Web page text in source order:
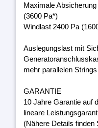
Maximale
(3600 Pa*)
Windlast 2400 Pa
Auslegungslast mit
mehr parallelen
GARANTIE
10 Jahre Garantie auf
lineare
(Nähere Details finden